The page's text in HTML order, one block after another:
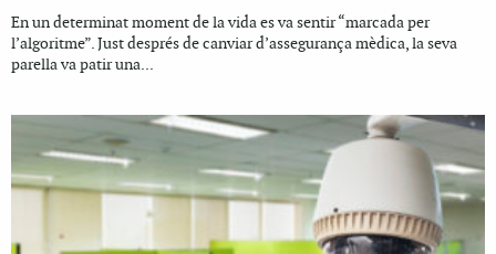
En un determinat moment de la vida es va sentir “marcada per
l’algoritme”. Just després de canviar d’assegurança mèdica, la seva
parella va patir una...